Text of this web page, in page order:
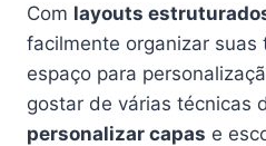
Com layouts
facilmente organizar suas
espaço para
gostar de várias técnicas
personalizar capas e